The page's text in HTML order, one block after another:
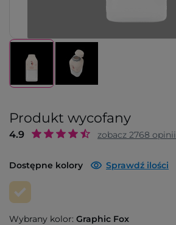
Produkt wycofany
4.9 zobacz 2768 opinii
Dostępne kolory Sprawdź ilości
Wybrany kolor: Graphic Fox